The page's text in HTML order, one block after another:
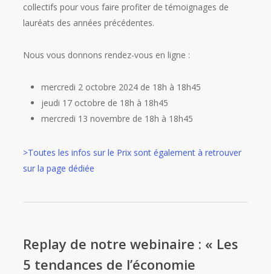
collectifs pour vous faire profiter de témoignages de
lauréats des années précédentes.
Nous vous donnons rendez-vous en ligne :
mercredi 2 octobre 2024 de 18h à 18h45
jeudi 17 octobre de 18h à 18h45
mercredi 13 novembre de 18h à 18h45
>Toutes les infos sur le Prix sont également à retrouver
sur la page dédiée
Replay de notre webinaire : « Les
5 tendances de l’économie